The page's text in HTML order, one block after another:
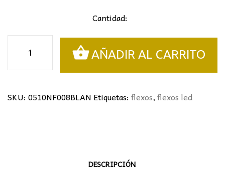
Cantidad:
4w
cantidad
AÑADIR AL CARRITO
SKU: 0510NF008BLAN Etiquetas: flexos,flexos led
DESCRIPCIÓN